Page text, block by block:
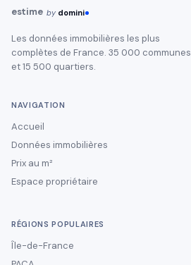
estime by domini
Les données immobilières les plus
complètes de France. 35 000 communes
et 15 500 quartiers.
NAVIGATION
Accueil
Données immobilières
Prix au m²
Espace propriétaire
RÉGIONS POPULAIRES
Île-de-France